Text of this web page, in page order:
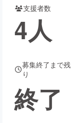
コミュニティ
支援者数
4人
募集終了まで残
り
終了